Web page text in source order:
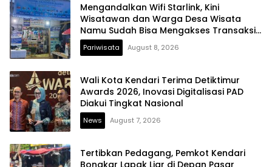
Mengandalkan Wifi Starlink, Kini
Wisatawan dan Warga Desa Wisata
Namu Sudah Bisa Mengakses Transaksi
Digital
Pariwisata August 8, 2026
Wali Kota Kendari Terima Detiktimur
Awards 2026, Inovasi Digitalisasi PAD
Diakui Tingkat Nasional
News August 7, 2026
Tertibkan Pedagang, Pemkot Kendari
Bongkar Lapak Liar di Depan Pasar